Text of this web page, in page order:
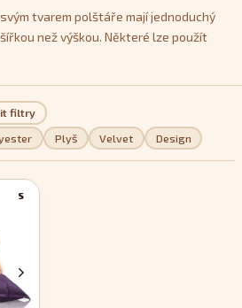
tvarem polštáře mají jednoduchý
než výškou. Některé lze použít
kratší hranu. Jedná se především o
a vykouzlit tak třeba tvar
jde o design, můžete si v této sekci
dvoubarevných nebo pestře
toho, které se stylově nejvíce hodí do
Plyš Velvet Design
filtry
S